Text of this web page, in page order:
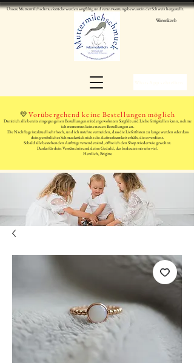
Unsere Muttermilchschmuckstücke werden sorgfältig und verantwortungsbewusst in der Schweiz hergestellt.
Warenkorb
💛Vorübergehend keine Bestellungen möglich
Damit ich alle bereits eingegangenen Bestellungen mit der gewohnten Sorgfalt und Liebe fertigstellen kann, nehme
ich momentan keine neuen Bestellungen an.
Die Nachfrage ist aktuell sehr hoch, und ich möchte vermeiden, dass die Lieferfristen zu lange werden oder dass
dein persönliches Schmuckstück nicht die Aufmerksamkeit erhält, die es verdient.
Sobald alle bestehenden Aufträge versendet sind, öffne ich den Shop wieder wie gewohnt.
Danke für dein Verständnis und deine Geduld, das bedeutet mir sehr viel.
Herzlich, Brigitte